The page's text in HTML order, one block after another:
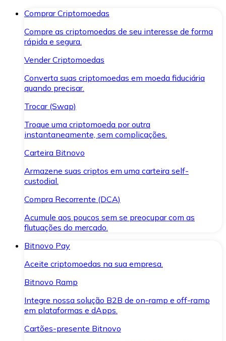
Comprar Criptomoedas
Compre as criptomoedas de seu interesse de forma
rápida e segura.
Vender Criptomoedas
Converta suas criptomoedas em moeda fiduciária
quando precisar.
Trocar (Swap)
Troque uma criptomoeda por outra
instantaneamente, sem complicações.
Carteira Bitnovo
Armazene suas criptos em uma carteira self-
custodial.
Compra Recorrente (DCA)
Acumule aos poucos sem se preocupar com as
flutuações do mercado.
Bitnovo Pay
Aceite criptomoedas na sua empresa.
Bitnovo Ramp
Integre nossa solução B2B de on-ramp e off-ramp
em plataformas e dApps.
Cartões-presente Bitnovo